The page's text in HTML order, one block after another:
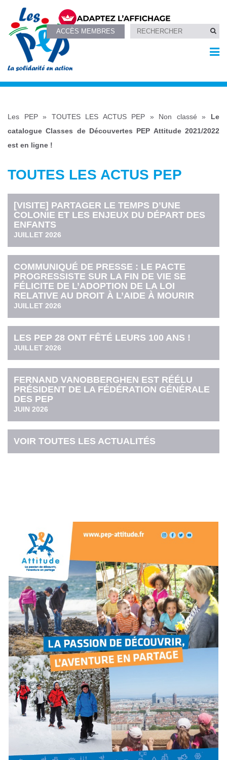
ACCÈS MEMBRES
Les PEP» TOUTES LES ACTUS PEP » Non classé » Le
catalogue Classes de Découvertes PEP Attitude 2021/2022
est en ligne !
TOUTES LES ACTUS PEP
[VISITE] PARTAGER LE TEMPS D’UNE
COLONIE ET LES ENJEUX DU DÉPART DES
ENFANTS
JUILLET 2026
COMMUNIQUÉ DE PRESSE : LE PACTE
PROGRESSISTE SUR LA FIN DE VIE SE
FÉLICITE DE L’ADOPTION DE LA LOI
RELATIVE AU DROIT À L’AIDE À MOURIR
JUILLET 2026
LES PEP 28 ONT FÊTÉ LEURS 100 ANS !
JUILLET 2026
FERNAND VANOBBERGHEN EST RÉÉLU
PRÉSIDENT DE LA FÉDÉRATION GÉNÉRALE
DES PEP
JUIN 2026
VOIR TOUTES LES ACTUALITÉS